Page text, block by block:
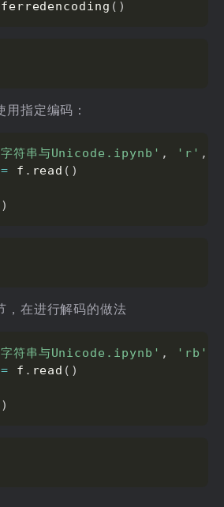
( )
指定编码：
符串与Unicode.ipynb' , 'r' ,
= f . read ( )
)
，在进行解码的做法
符串与Unicode.ipynb' , 'rb'
= f . read ( )
)